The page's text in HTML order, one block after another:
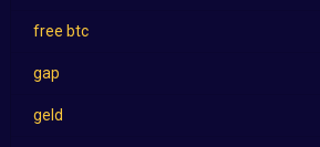
free btc
gap
geld